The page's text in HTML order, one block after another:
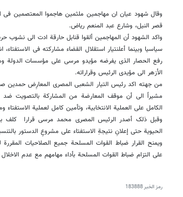
وقال شهود عیان ان مهاجمین ملثمین هاجموا المعتصمین
قصر النیل، وشارع عبد المنعم ریاض.
واکد الشهود أن المهاجمین ألقوا قنابل حارقة ادت الى نشوب
سیاسیا وبینما أعلنتیار استقلال القضاء مشارکته فی
رفع الحصار الذی یفرضه مؤیدو مرسی على مؤسسات الدولة
الأزهر الى مؤیدی الرئیس وقراراته.
من جهته اکد رئیس التیار الشعبی المصری المعارِض حمدین
مشیراً الى أن موقف المعارضة من المشارکة بالتصویت ضد
الکامل على العملیة الانتخابیة، وتأمین کامل لعملیة
وقبل ذلک أصدر الرئیس المصری محمد مرسی قرارا کلف
الحیویة حتى إعلانِ نتیجةِ الاستفتاء على مشروعِ الدستور
ویمنح القرار ضباط القوات المسلحة جمیع الصلاحیات
على التزام ضباط القوات المسلحة بأداء مهامهم مع عدم
رمز الخبر183888